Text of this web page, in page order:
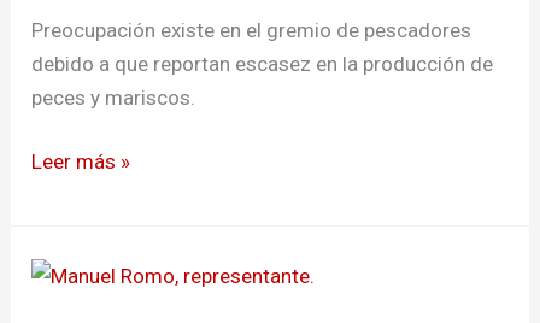
Preocupación existe en el gremio de pescadores
debido a que reportan escasez en la producción de
peces y mariscos.
peces
Leer más »
En